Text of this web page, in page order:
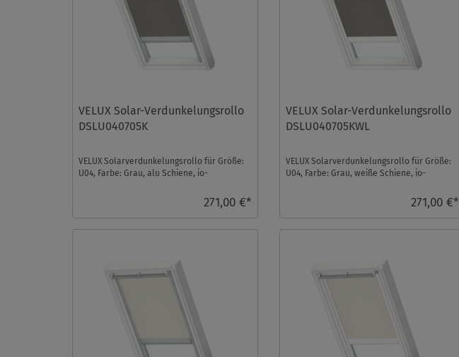
VELUX Solar-Verdunkelungsrollo
DSLU040705K
VELUX Solarverdunkelungsrollo für Größe:
U04, Farbe: Grau, alu Schiene, io-
271,00 €*
VELUX Solar-Verdunkelungsrollo
DSLU040705KWL
VELUX Solarverdunkelungsrollo für Größe:
U04, Farbe: Grau, weiße Schiene, io-
271,00 €*